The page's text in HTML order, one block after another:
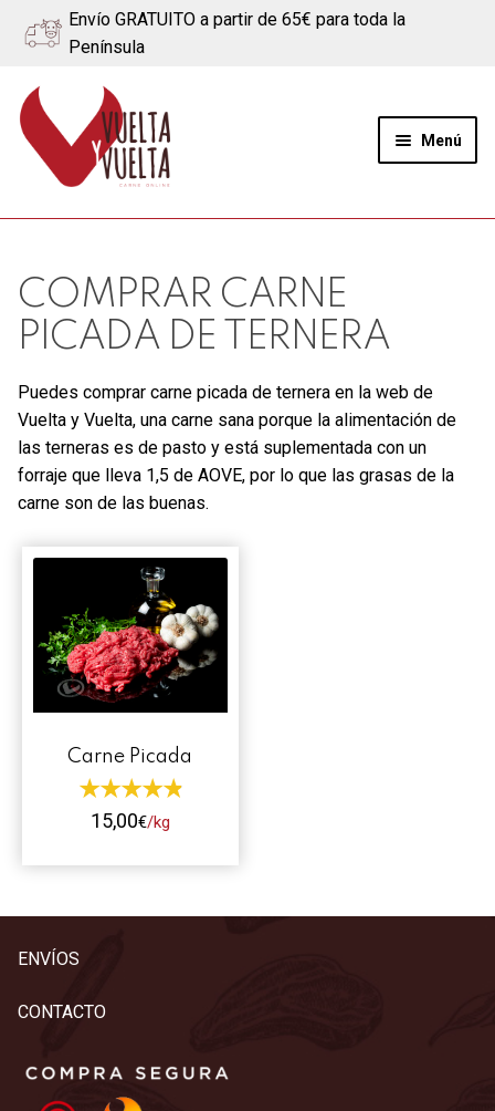
Envío GRATUITO a partir de 65€ para toda la
Península
Ir
a
navegación
Ir
al
contenido
Menú
Quiénes somos
Ternera
Cerdo
Quesos
Blog
Contacto
0 productos
COMPRAR CARNE
PICADA DE TERNERA
Puedes comprar carne picada de ternera en la web de
Vuelta y Vuelta, una carne sana porque la alimentación de
las terneras es de pasto y está suplementada con un
forraje que lleva 1,5 de AOVE, por lo que las grasas de la
carne son de las buenas.
Carne Picada
15,00€/kg
Este
tiene
ENVÍOS
CONTACTO